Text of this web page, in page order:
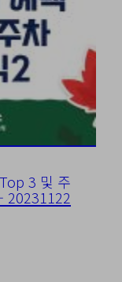
3 및 주
20231122